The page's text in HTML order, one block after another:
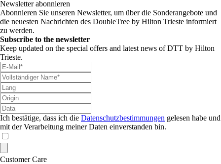
Newsletter abonnieren
Abonnieren Sie unseren Newsletter, um über die Sonderangebote und
die neuesten Nachrichten des DoubleTree by Hilton Trieste informiert
zu werden.
Subscribe to the newsletter
Keep updated on the special offers and latest news of DTT by Hilton
Trieste.
Ich bestätige, dass ich die Datenschutzbestimmungen gelesen habe und
mit der Verarbeitung meiner Daten einverstanden bin.
Customer Care